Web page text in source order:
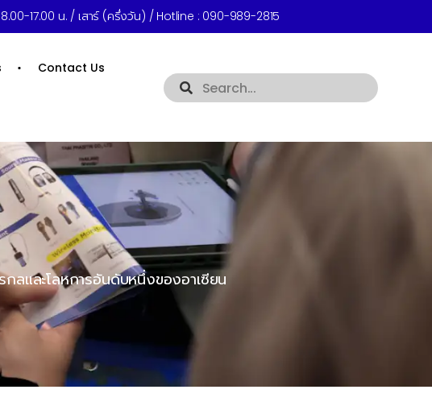
17.00 น. / เสาร์ (ครึ่งวัน) / Hotline : 090-989-2815
Contact Us
กลและโลหการอันดับหนึ่งของอาเซียน